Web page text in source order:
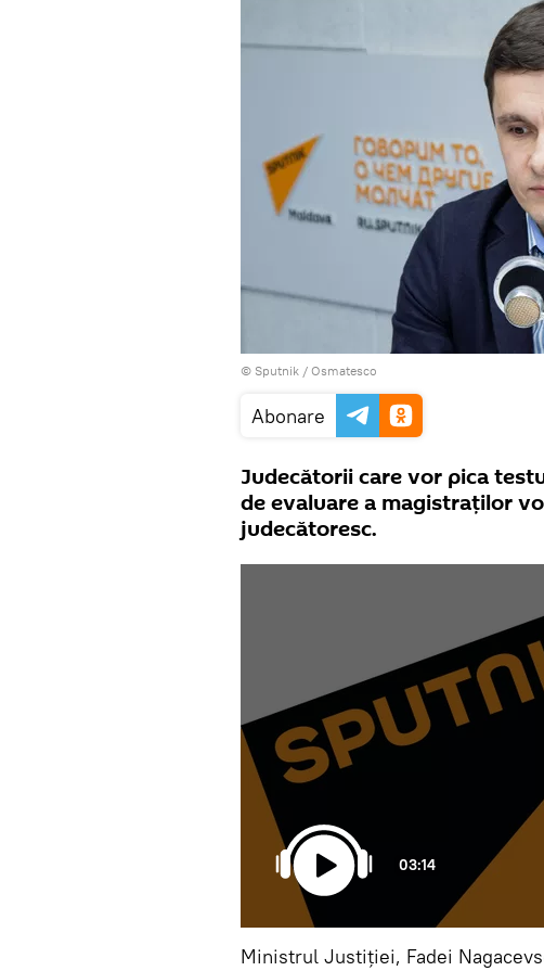
© Sputnik / Osmatesco
Abonare
Judecătorii care vor pica
de evaluare a magistraților
judecătoresc.
03:14
Ministrul Justiției, Fadei